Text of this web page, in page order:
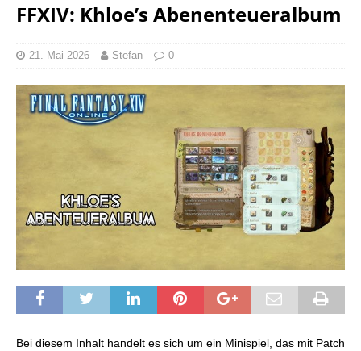
FFXIV: Khloe’s Abenenteueralbum
21. Mai 2026 Stefan 0
Bei diesem Inhalt handelt es sich um ein Minispiel, das mit Patch